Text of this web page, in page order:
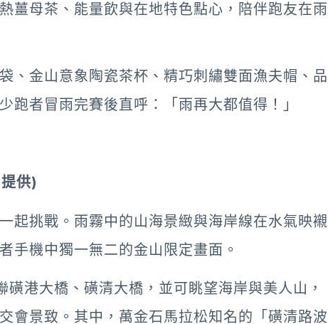
薑母茶、能量飲與在地特色點心，陪伴跑友在雨
、金山意象陶瓷茶杯、精巧刺繡雙面漁夫帽、品
跑者冒雨完賽後直呼：「雨再大都值得！」
供)
起挑戰。雨霧中的山海景緻與海岸線在水氣映襯
手機中獨一無二的金山限定畫面。
港大橋、磺清大橋，並可眺望海岸與美人山，
會景致。其中，萬金石馬拉松知名的「磺清路波